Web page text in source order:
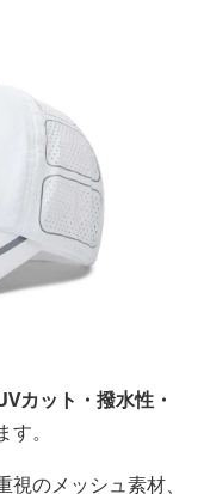
カット・撥水性・
。
のメッシュ素材、